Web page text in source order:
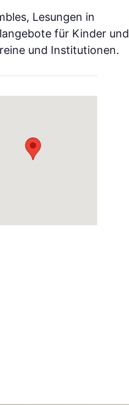
Lesungen in
für Kinder und
und Institutionen.